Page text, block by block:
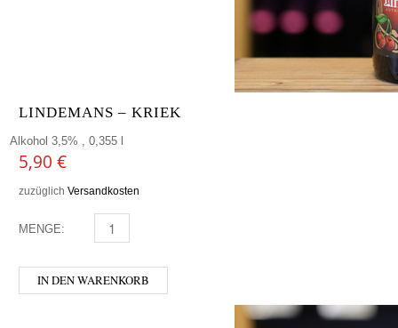
LINDEMANS – KRIEK
Alkohol 3,5% , 0,355 l
5,90 €
zuzüglich Versandkosten
MENGE: LINDEMANS - KRIEK MENGE
IN DEN WARENKORB